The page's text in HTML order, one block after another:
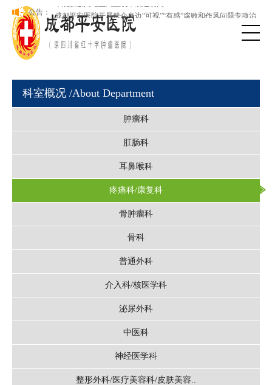
公告：
成都平安医院开展群众身边“可视”“有感”腐败和作风问题专项治
理
科室概况 /About Department
肿瘤科
肛肠科
耳鼻喉科
疼痛科/康复科
骨肿瘤科
骨科
普通外科
介入科/核医学科
泌尿外科
中医科
神经医学科
整形外科/医疗美容科/皮肤美容..